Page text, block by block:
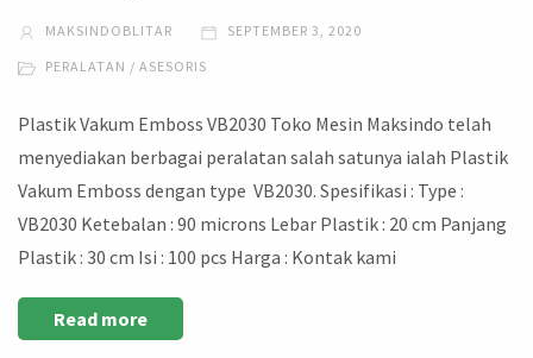
MAKSINDOBLITAR SEPTEMBER 3, 2020
PERALATAN / ASESORIS
Plastik Vakum Emboss VB2030 Toko Mesin Maksindo telah
menyediakan berbagai peralatan salah satunya ialah Plastik
Vakum Emboss dengan type VB2030. Spesifikasi : Type :
VB2030 Ketebalan : 90 microns Lebar Plastik : 20 cm Panjang
Plastik : 30 cm Isi : 100 pcs Harga : Kontak kami
Read more